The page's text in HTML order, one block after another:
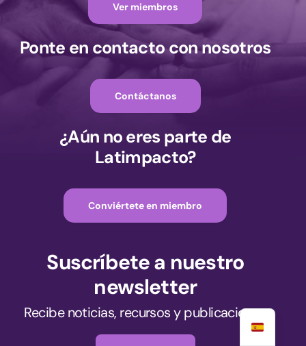
Ver miembros
Ponte en contacto con nosotros
Contáctanos
¿Aún no eres parte de
Latimpacto?
Conviértete en miembro
Suscríbete a nuestro
newsletter
Recibe noticias, recursos y publicaciones